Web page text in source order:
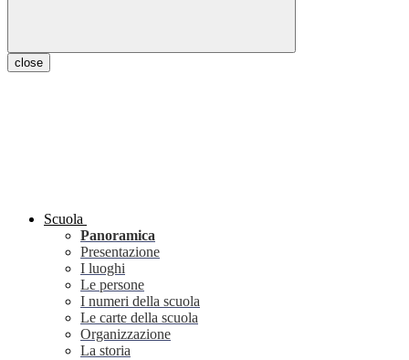
close
Scuola
Panoramica
Presentazione
I luoghi
Le persone
I numeri della scuola
Le carte della scuola
Organizzazione
La storia